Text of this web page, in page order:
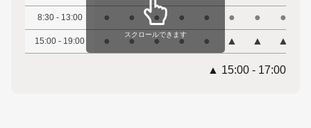
8:30 - 13:00 ● ● ● ● ● ● ● ●
15:00 - 19:00 ● ● ● ● ● ▲ ▲ ▲
スクロールできます
▲ 15:00 - 17:00